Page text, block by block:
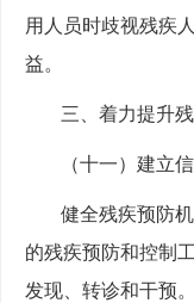
用人员时歧视残疾
益。
三、着力提升
（十一）建立
健全残疾预防
的残疾预防和控制
发现、转诊和干预